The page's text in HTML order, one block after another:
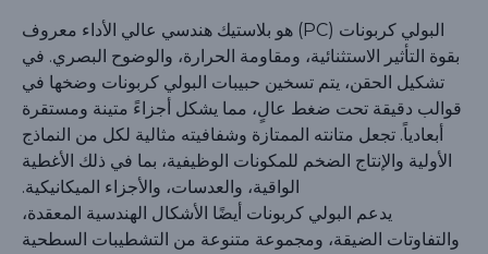
البولي كربونات (PC) هو بلاستيك هندسي عالي الأداء معروف
بقوة التأثير الاستثنائية، ومقاومة الحرارة، والوضوح البصري. في
تشكيل الحقن، يتم تسخين حبيبات البولي كربونات وضخها في
قوالب دقيقة تحت ضغط عالٍ، مما يشكل أجزاءً متينة ومستقرة
أبعادياً. تجعل متانته الممتازة وشفافيته مثالية لكل من النماذج
الأولية والإنتاج الضخم للمكونات الوظيفية، بما في ذلك الأغطية
الواقية، والعدسات، والأجزاء الميكانيكية.
يدعم البولي كربونات أيضًا الأشكال الهندسية المعقدة،
والتفاوتات الضيقة، ومجموعة متنوعة من التشطيبات السطحية